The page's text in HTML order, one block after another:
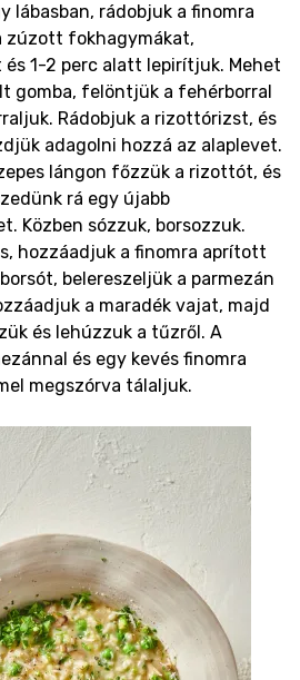
rádobjuk a finomra
zúzott fokhagymákat,
1-2 perc alatt lepirítjuk. Mehet
gomba, felöntjük a fehérborral
Rádobjuk a rizottórizst, és
adagolni hozzá az alaplevet.
lángon főzzük a rizottót, és
rá egy újabb
Közben sózzuk, borsozzuk.
hozzáadjuk a finomra aprított
belereszeljük a parmezán
a maradék vajat, majd
és lehúzzuk a tűzről. A
és egy kevés finomra
megszórva tálaljuk.